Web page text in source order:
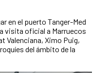
en el puerto Tanger-Med
visita oficial a Marruecos
Valenciana, Ximo Puig,
del ámbito de la